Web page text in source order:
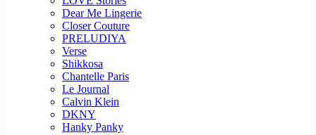
Dear Me Lingerie
Closer Couture
PRELUDIYA
Verse
Shikkosa
Chantelle Paris
Le Journal
Calvin Klein
DKNY
Hanky Panky